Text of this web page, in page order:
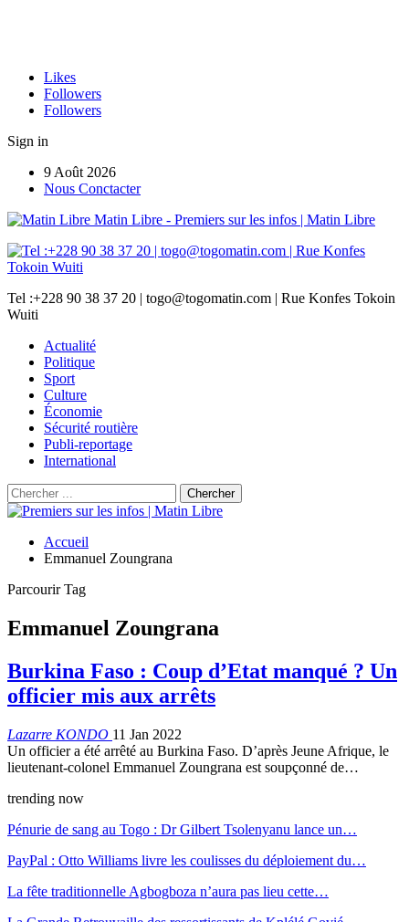
Likes
Followers
Followers
Sign in
9 Août 2026
Nous Conctacter
Matin Libre - Premiers sur les infos | Matin Libre
Tel :+228 90 38 37 20 | togo@togomatin.com | Rue Konfes Tokoin
Wuiti
Actualité
Politique
Sport
Culture
Économie
Sécurité routière
Publi-reportage
International
Accueil
Emmanuel Zoungrana
Parcourir Tag
Emmanuel Zoungrana
Burkina Faso : Coup d’Etat manqué ? Un
officier mis aux arrêts
Lazarre KONDO 11 Jan 2022
Un officier a été arrêté au Burkina Faso. D’après Jeune Afrique, le
lieutenant-colonel Emmanuel Zoungrana est soupçonné de…
trending now
Pénurie de sang au Togo : Dr Gilbert Tsolenyanu lance un…
PayPal : Otto Williams livre les coulisses du déploiement du…
La fête traditionnelle Agbogboza n’aura pas lieu cette…